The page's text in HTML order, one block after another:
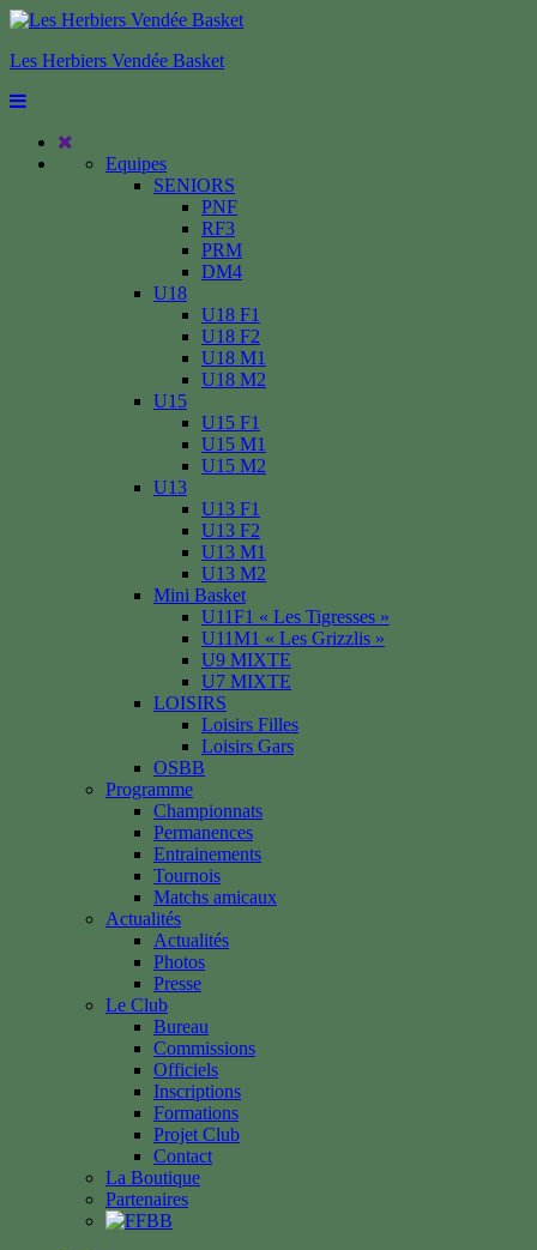
Les Herbiers Vendée Basket
Equipes
SENIORS
PNF
RF3
PRM
DM4
U18
U18 F1
U18 F2
U18 M1
U18 M2
U15
U15 F1
U15 M1
U15 M2
U13
U13 F1
U13 F2
U13 M1
U13 M2
Mini Basket
U11F1 « Les Tigresses »
U11M1 « Les Grizzlis »
U9 MIXTE
U7 MIXTE
LOISIRS
Loisirs Filles
Loisirs Gars
OSBB
Programme
Championnats
Permanences
Entrainements
Tournois
Matchs amicaux
Actualités
Actualités
Photos
Presse
Le Club
Bureau
Commissions
Officiels
Inscriptions
Formations
Projet Club
Contact
La Boutique
Partenaires